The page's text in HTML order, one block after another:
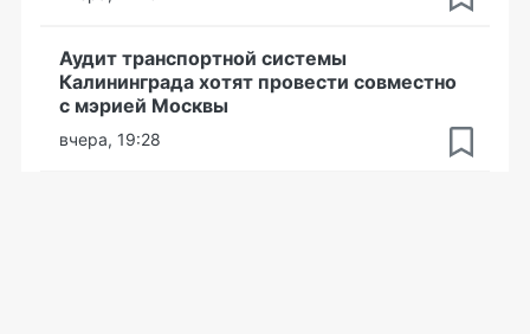
Аудит транспортной системы
Калининграда хотят провести совместно
с мэрией Москвы
вчера, 19:28